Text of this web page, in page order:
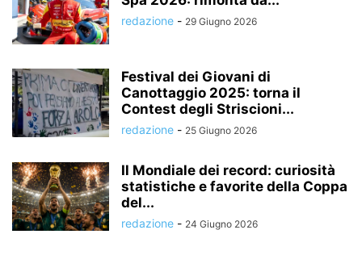
redazione - 29 Giugno 2026
Festival dei Giovani di
Canottaggio 2025: torna il
Contest degli Striscioni...
redazione - 25 Giugno 2026
Il Mondiale dei record: curiosità
statistiche e favorite della Coppa
del...
redazione - 24 Giugno 2026